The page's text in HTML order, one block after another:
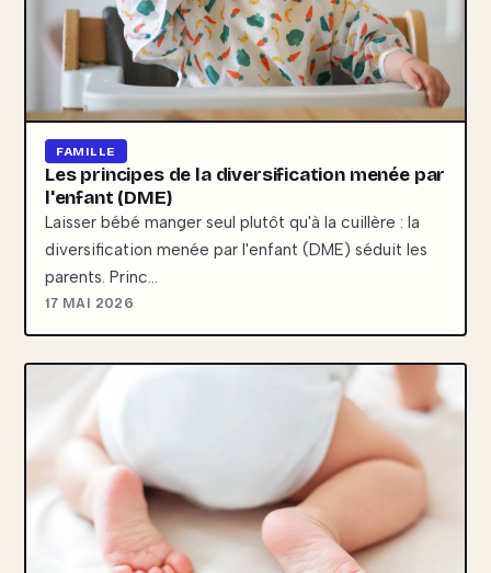
FAMILLE
Les principes de la diversification menée par
l'enfant (DME)
Laisser bébé manger seul plutôt qu'à la cuillère : la
diversification menée par l'enfant (DME) séduit les
parents. Princ…
17 MAI 2026